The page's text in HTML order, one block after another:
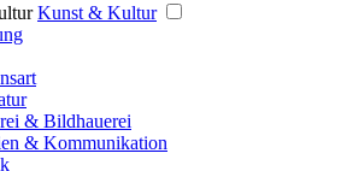
Kunst & Kultur
& Bildhauerei
& Kommunikation